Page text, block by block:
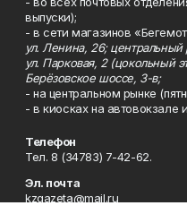
выпуски);
- в сети магазинов
ул. Ленина, 26;
ул. Парковая, 2 (цокольный
Берёзовское шоссе, 3-в;
- на центральном рынке
- в киосках на автовокзале
Телефон
Тел. 8 (34783) 7-42-62.
Эл. почта
kzgazeta@mail.ru